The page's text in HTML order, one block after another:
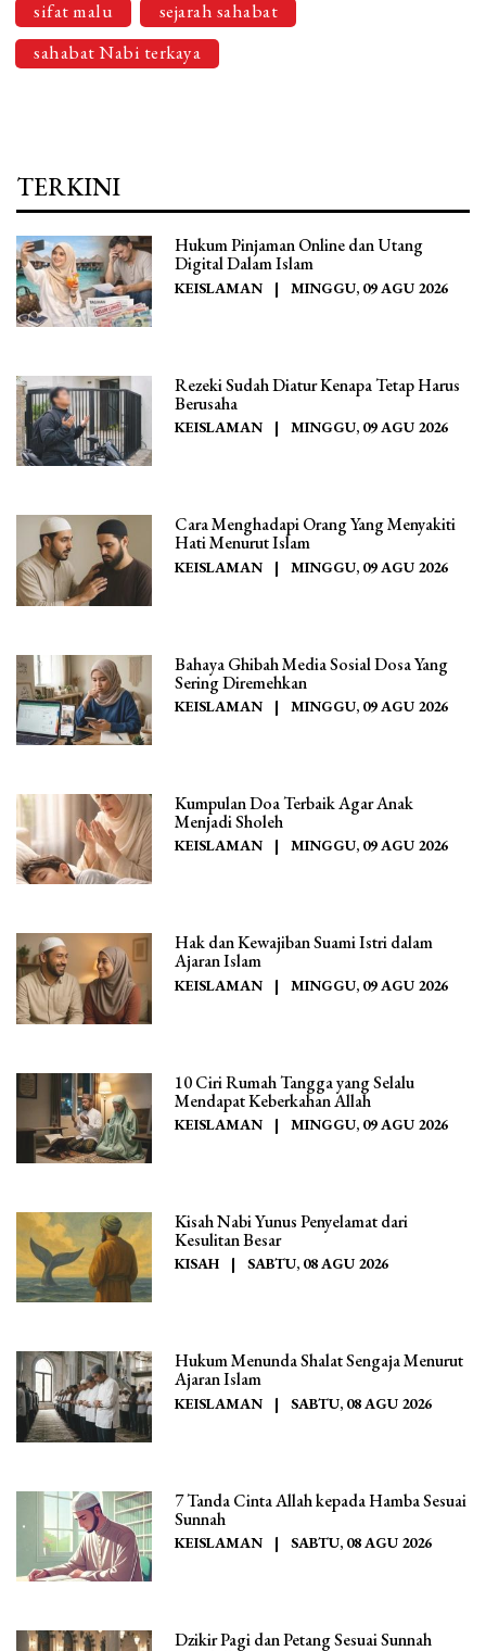
sifat malu
sejarah sahabat
sahabat Nabi terkaya
TERKINI
Hukum Pinjaman Online dan Utang
Digital Dalam Islam
KEISLAMAN | MINGGU, 09 AGU 2026
Rezeki Sudah Diatur Kenapa Tetap Harus
Berusaha
KEISLAMAN | MINGGU, 09 AGU 2026
Cara Menghadapi Orang Yang Menyakiti
Hati Menurut Islam
KEISLAMAN | MINGGU, 09 AGU 2026
Bahaya Ghibah Media Sosial Dosa Yang
Sering Diremehkan
KEISLAMAN | MINGGU, 09 AGU 2026
Kumpulan Doa Terbaik Agar Anak
Menjadi Sholeh
KEISLAMAN | MINGGU, 09 AGU 2026
Hak dan Kewajiban Suami Istri dalam
Ajaran Islam
KEISLAMAN | MINGGU, 09 AGU 2026
10 Ciri Rumah Tangga yang Selalu
Mendapat Keberkahan Allah
KEISLAMAN | MINGGU, 09 AGU 2026
Kisah Nabi Yunus Penyelamat dari
Kesulitan Besar
KISAH | SABTU, 08 AGU 2026
Hukum Menunda Shalat Sengaja Menurut
Ajaran Islam
KEISLAMAN | SABTU, 08 AGU 2026
7 Tanda Cinta Allah kepada Hamba Sesuai
Sunnah
KEISLAMAN | SABTU, 08 AGU 2026
Dzikir Pagi dan Petang Sesuai Sunnah